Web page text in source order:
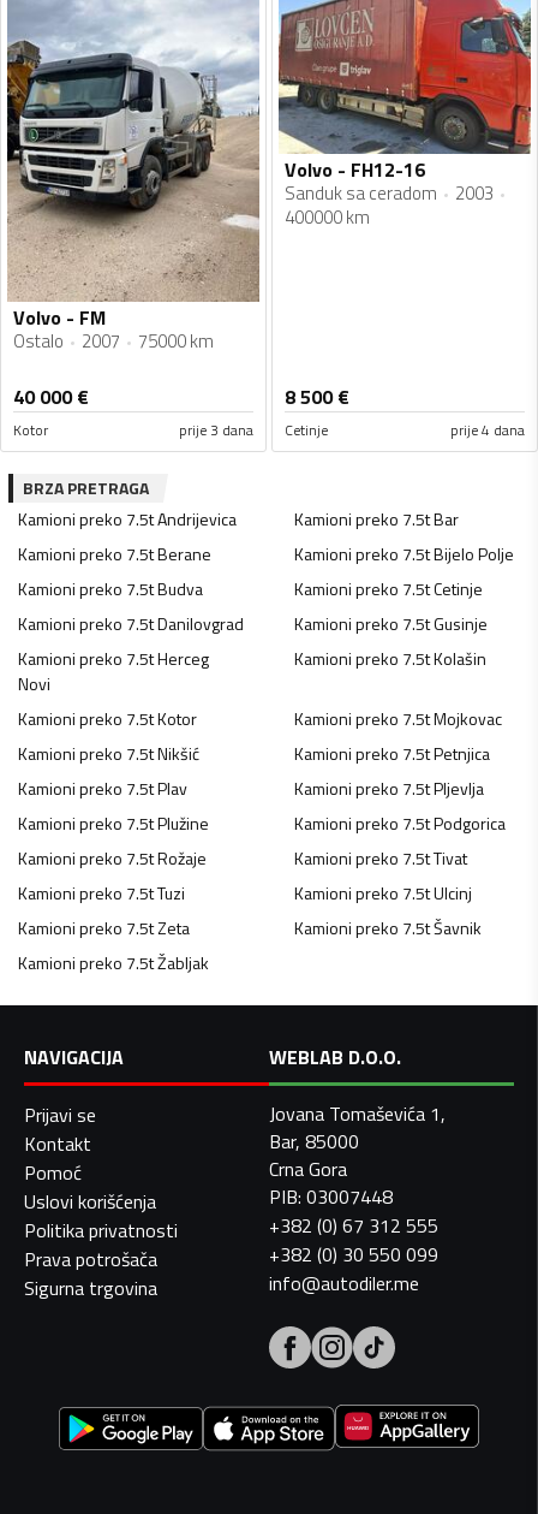
Volvo - FM
Ostalo 2007 75000 km
40 000€
Kotor prije 3 dana
Volvo - FH12-16
Sanduk sa ceradom
2003
400000 km
8 500€
Cetinje prije 4 dana
BRZA PRETRAGA
Kamioni preko 7.5tAndrijevica Kamioni preko 7.5tBar
Kamioni preko 7.5tBerane Kamioni preko 7.5tBijelo Polje
Kamioni preko 7.5tBudva Kamioni preko 7.5tCetinje
Kamioni preko 7.5tDanilovgrad Kamioni preko 7.5tGusinje
Kamioni preko 7.5tHerceg
Novi
Kamioni preko 7.5tKolašin
Kamioni preko 7.5tKotor Kamioni preko 7.5tMojkovac
Kamioni preko 7.5tNikšić Kamioni preko 7.5tPetnjica
Kamioni preko 7.5tPlav Kamioni preko 7.5tPljevlja
Kamioni preko 7.5tPlužine Kamioni preko 7.5tPodgorica
Kamioni preko 7.5tRožaje Kamioni preko 7.5tTivat
Kamioni preko 7.5tTuzi Kamioni preko 7.5tUlcinj
Kamioni preko 7.5tZeta Kamioni preko 7.5tŠavnik
Kamioni preko 7.5tŽabljak
NAVIGACIJA
Prijavi se
Kontakt
Pomoć
Uslovi korišćenja
Politika privatnosti
Prava potrošača
Sigurna trgovina
WEBLAB D.O.O.
Jovana Tomaševića 1,
Bar, 85000
Crna Gora
PIB: 03007448
+382 (0) 67 312 555
+382 (0) 30 550 099
info@autodiler.me